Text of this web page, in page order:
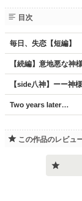
目次
毎日、失恋【短編】
【続編】意地悪な神
【side八神】ーー神
Two years later…
この作品のレビュ